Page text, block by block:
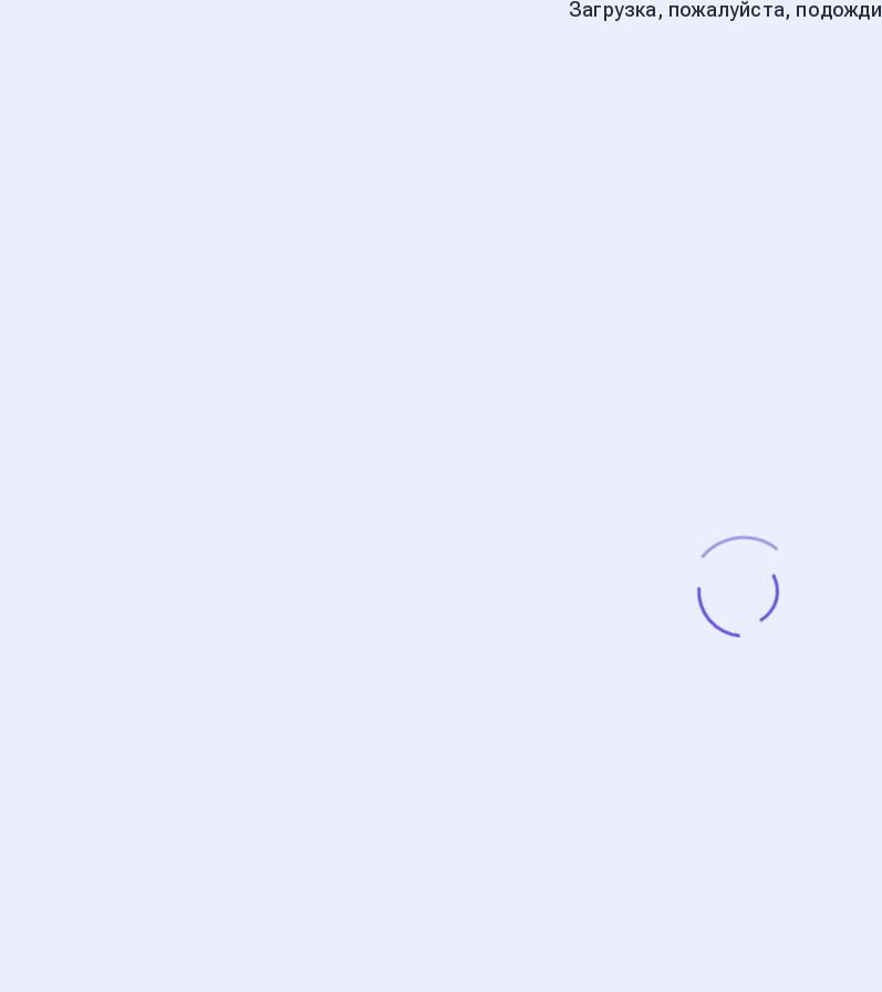
Загрузка, пожалуйста,